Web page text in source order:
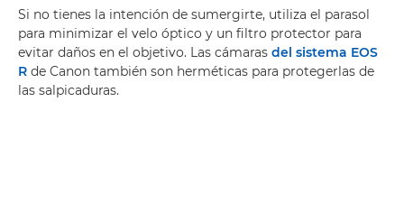
Si no tienes la intención de sumergirte, utiliza el parasol
para minimizar el velo óptico y un filtro protector para
evitar daños en el objetivo. Las cámaras del sistema EOS
R de Canon también son herméticas para protegerlas de
las salpicaduras.